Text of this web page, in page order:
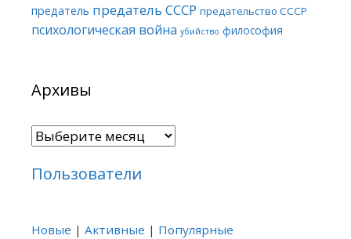
предатель предатель СССР предательство СССР
психологическая война убийство философия
Архивы
Архивы
Пользователи
Новые | Активные | Популярные